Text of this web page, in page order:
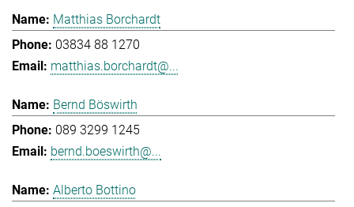
Matthias Borchardt
03834 88 1270
matthias.borchardt@...
Bernd Böswirth
089 3299 1245
bernd.boeswirth@...
Alberto Bottino